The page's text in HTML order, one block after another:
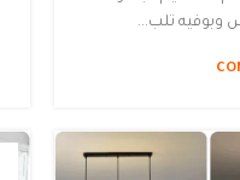
وبوفيه تلب...